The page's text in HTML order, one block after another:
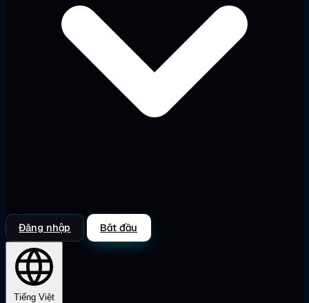
Đăng nhập Bắt đầu
Tiếng Việt